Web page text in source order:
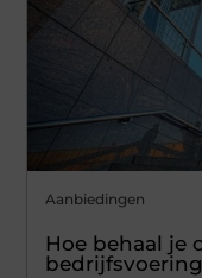
Aanbiedingen
Hoe behaal je